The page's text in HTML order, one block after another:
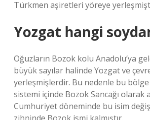
Türkmen aşiretleri yöreye
Yozgat hangi
Oğuzların Bozok kolu Anadolu’ya
büyük sayılar halinde Yozgat ve
yerleşmişlerdir. Bu nedenle bu bölge
sistemi içinde Bozok Sancağı olarak
Cumhuriyet döneminde bu isim